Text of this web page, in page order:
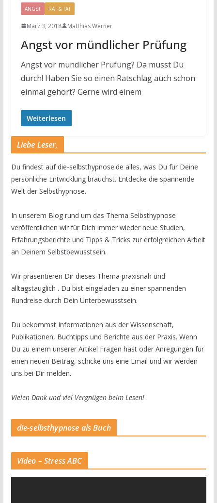
ANGST RAT & TAT
März 3, 2018 Matthias Werner
Angst vor mündlicher Prüfung
Angst vor mündlicher Prüfung? Da musst Du
durch! Haben Sie so einen Ratschlag auch schon
einmal gehört? Gerne wird einem
Weiterlesen
Liebe Leser,
Du findest auf die-selbsthypnose.de alles, was Du für Deine
persönliche Entwicklung brauchst. Entdecke die spannende
Welt der Selbsthypnose.
In unserem Blog rund um das Thema Selbsthypnose
veröffentlichen wir für Dich immer wieder neue Studien,
Erfahrungsberichte und Tipps & Tricks zur erfolgreichen Arbeit
an Deinem Selbstbewusstsein.
Wir präsentieren Dir dieses Thema praxisnah und
alltagstauglich . Du bist eingeladen zu einer spannenden
Rundreise durch Dein Unterbewusstsein.
Du bekommst Informationen aus der Wissenschaft,
Publikationen, Buchtipps und Berichte aus der Praxis. Wenn
Du zu einem unserer Artikel Fragen hast oder Anregungen für
einen neuen Beitrag, schicke uns eine Email und wir werden
uns bei Dir melden.
Vielen Dank und viel Vergnügen beim Lesen!
die-selbsthypnose als Buch
Video – Stress ABC